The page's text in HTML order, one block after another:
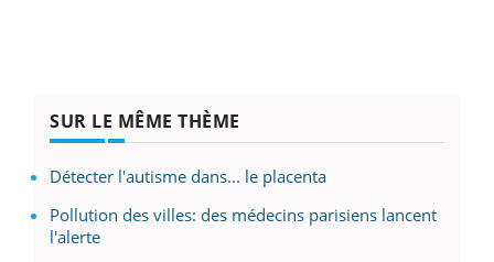
SUR LE MÊME THÈME
Détecter l'autisme dans... le placenta
Pollution des villes: des médecins parisiens lancent
l'alerte